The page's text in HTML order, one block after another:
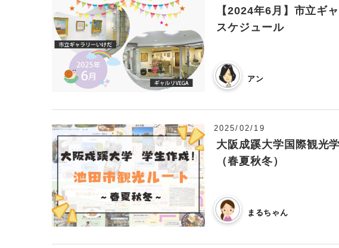
【2024年6月】市立ギ
スケジュール
アン
2025/02/19
大阪成蹊大学国際観光
（春夏秋冬）
まるちゃん